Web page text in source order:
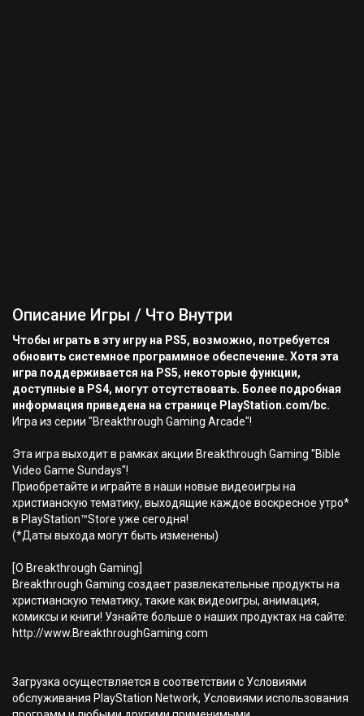
Описание Игры / Что Внутри
Чтобы играть в эту игру на PS5, возможно, потребуется
обновить системное программное обеспечение. Хотя эта
игра поддерживается на PS5, некоторые функции,
доступные в PS4, могут отсутствовать. Более подробная
информация приведена на странице PlayStation.com/bc.
Игра из серии "Breakthrough Gaming Arcade"!
Эта игра выходит в рамках акции Breakthrough Gaming "Bible
Video Game Sundays"!
Приобретайте и играйте в наши новые видеоигры на
христианскую тематику, выходящие каждое воскресное утро*
в PlayStation™Store уже сегодня!
(*Даты выхода могут быть изменены)
[О Breakthrough Gaming]
Breakthrough Gaming создает развлекательные продукты на
христианскую тематику, такие как видеоигры, анимация,
комиксы и книги! Узнайте больше о наших продуктах на сайте:
http://www.BreakthroughGaming.com
Загрузка осуществляется в соответствии с Условиями
обслуживания PlayStation Network, Условиями использования